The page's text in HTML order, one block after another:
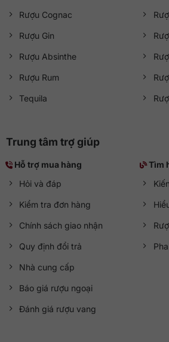
Rượu Cognac
Rượu Gin
Rượu Absinthe
Rượu Rum
Tequila
Trung tâm trợ giúp
Hỗ trợ mua hàng
Hỏi và đáp
Kiểm tra đơn hàng
Chính sách giao nhận
Quy định đổi trả
Nhà cung cấp
Báo giá rượu ngoại
Đánh giá rượu vang
Tìm